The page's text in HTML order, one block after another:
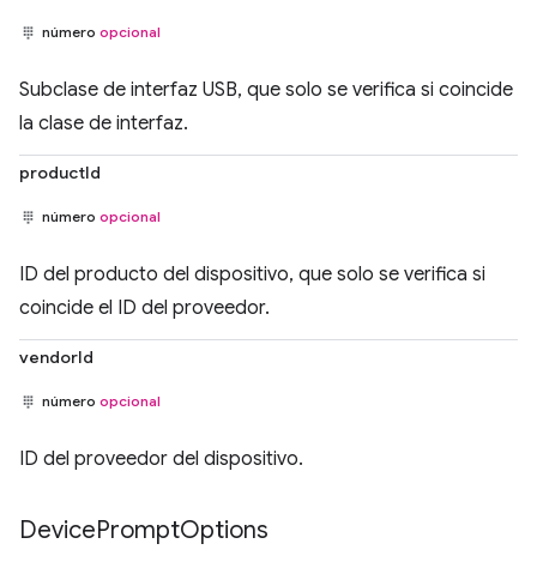
número opcional
Subclase de interfaz USB, que solo se verifica si coincide
la clase de interfaz.
productId
número opcional
ID del producto del dispositivo, que solo se verifica si
coincide el ID del proveedor.
vendorId
número opcional
ID del proveedor del dispositivo.
DevicePromptOptions